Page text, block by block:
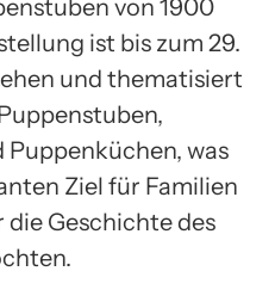
von 1900
ist bis zum 29.
und thematisiert
was
Ziel für Familien
Geschichte des